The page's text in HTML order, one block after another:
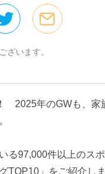
ざいます。
2025年のGWも、家
る97,000件以上のスポ
TOP10」をご紹介しま